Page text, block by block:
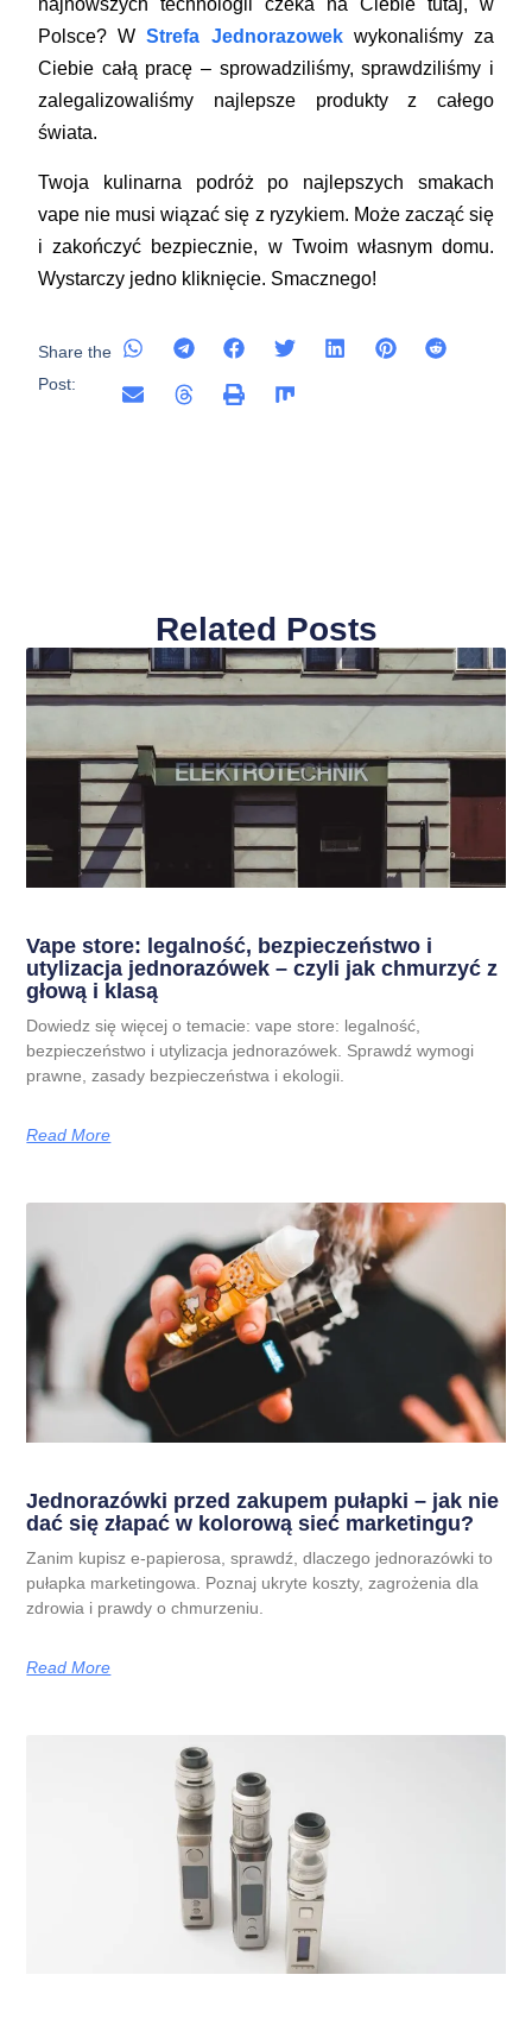
Polsce? WStrefa Jednorazowekwykonaliśmy za
Ciebie całą pracę – sprowadziliśmy, sprawdziliśmy i
zalegalizowaliśmy najlepsze produkty z całego
świata.
Twoja kulinarna podróż po najlepszych smakach
vape nie musi wiązać się z ryzykiem. Może zacząć się
i zakończyć bezpiecznie, w Twoim własnym domu.
Wystarczy jedno kliknięcie. Smacznego!
Share the
Post:
Related Posts
Vape store: legalność, bezpieczeństwo i
utylizacja jednorazówek – czyli jak chmurzyć z
głową i klasą
Dowiedz się więcej o temacie: vape store: legalność,
bezpieczeństwo i utylizacja jednorazówek. Sprawdź wymogi
prawne, zasady bezpieczeństwa i ekologii.
Read More
Jednorazówki przed zakupem pułapki – jak nie
dać się złapać w kolorową sieć marketingu?
Zanim kupisz e-papierosa, sprawdź, dlaczego jednorazówki to
pułapka marketingowa. Poznaj ukryte koszty, zagrożenia dla
zdrowia i prawdy o chmurzeniu.
Read More